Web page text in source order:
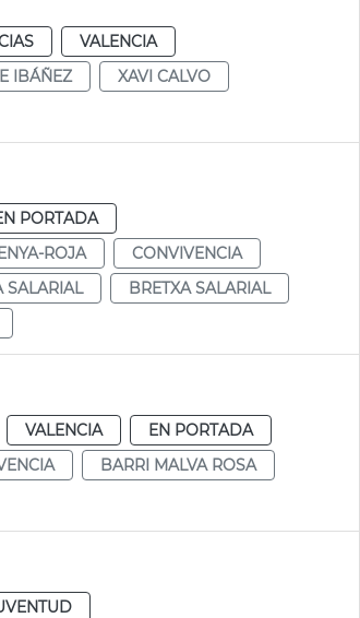
VALENCIA
IBÁÑEZ
XAVI CALVO
PORTADA
ROJA
CONVIVENCIA
SALARIAL
BRETXA SALARIAL
VALENCIA
EN PORTADA
BARRI MALVA ROSA